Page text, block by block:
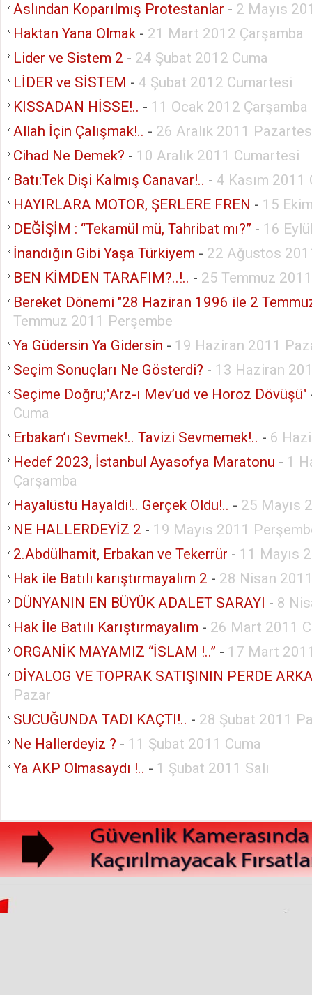
Aslından Koparılmış Protestanlar - 2 Mayıs
Haktan Yana Olmak - 21 Mart 2012 Çarşamba
Lider ve Sistem 2 - 24 Şubat 2012 Cuma
LİDER ve SİSTEM - 4 Şubat 2012 Cumartesi
KISSADAN HİSSE!.. - 11 Ocak 2012 Çarşamba
Allah İçin Çalışmak!.. - 26 Aralık 2011
Cihad Ne Demek? - 10 Aralık 2011 Cumartesi
Batı:Tek Dişi Kalmış Canavar!.. - 4 Kasım 2011
HAYIRLARA MOTOR, ŞERLERE FREN - 15
DEĞİŞİM : “Tekamül mü, Tahribat mı?” - 16
İnandığın Gibi Yaşa Türkiyem - 22 Ağustos
BEN KİMDEN TARAFIM?..!.. - 25 Temmuz
Bereket Dönemi "28 Haziran 1996 ile 2
Temmuz 2011 Perşembe
Ya Güdersin Ya Gidersin - 19 Haziran 2011
Seçim Sonuçları Ne Gösterdi? - 13 Haziran
Seçime Doğru;"Arz-ı Mev’ud ve Horoz Dövüşü"
Cuma
Erbakan’ı Sevmek!.. Tavizi Sevmemek!.. - 6
Hedef 2023, İstanbul Ayasofya Maratonu - 1
Çarşamba
Hayalüstü Hayaldi!.. Gerçek Oldu!.. - 25 Mayıs
NE HALLERDEYİZ 2 - 19 Mayıs 2011
2.Abdülhamit, Erbakan ve Tekerrür - 11 Mayıs
Hak ile Batılı karıştırmayalım 2 - 28 Nisan
DÜNYANIN EN BÜYÜK ADALET SARAYI - 8
Hak İle Batılı Karıştırmayalım - 26 Mart 2011
ORGANİK MAYAMIZ “İSLAM !..” - 17 Mart
DİYALOG VE TOPRAK SATIŞININ PERDE
Pazar
SUCUĞUNDA TADI KAÇTI!.. - 28 Şubat 2011
Ne Hallerdeyiz ? - 11 Şubat 2011 Cuma
Ya AKP Olmasaydı !.. - 1 Şubat 2011 Salı